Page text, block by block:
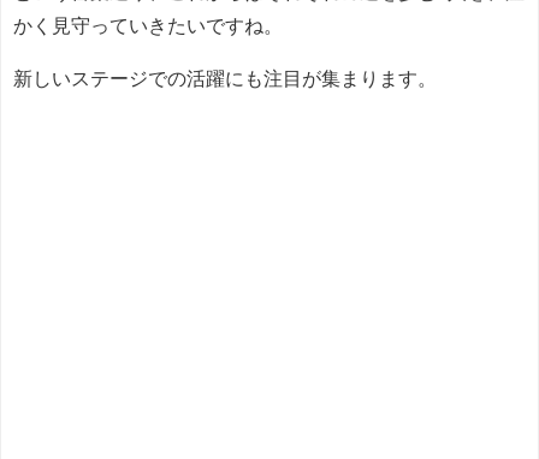
かく見守っていきたいですね。
新しいステージでの活躍にも注目が集まります。